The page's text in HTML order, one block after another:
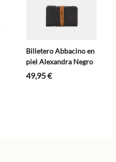
Billetero Abbacino en
piel Alexandra Negro
49,95€